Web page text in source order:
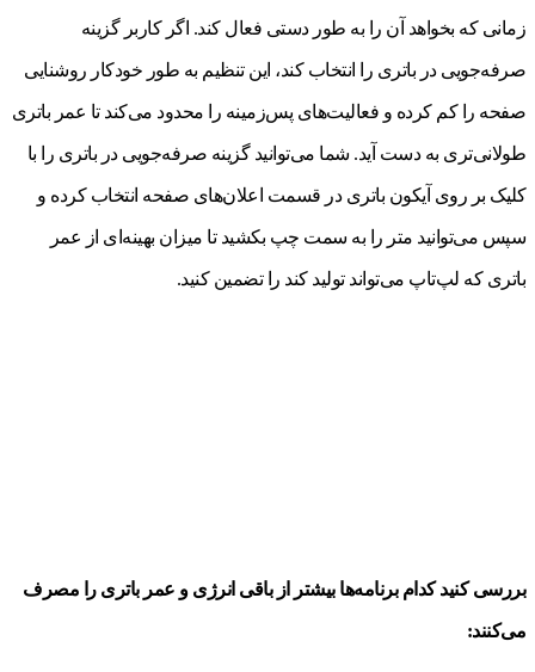
زمانی که بخواهد آن را به طور دستی فعال کند. اگر کاربر گزینه
صرفه‌جویی در باتری را انتخاب کند، این تنظیم به طور خودکار روشنایی
صفحه را کم کرده و فعالیت‌های پس‌زمینه را محدود می‌کند تا عمر باتری
طولانی‌تری به دست آید. شما می‌توانید گزینه صرفه‌جویی در باتری را با
کلیک بر روی آیکون باتری در قسمت اعلان‌های صفحه انتخاب کرده و
سپس می‌توانید متر را به سمت چپ بکشید تا میزان بهینه‌ای از عمر
باتری که لپ‌تاپ می‌تواند تولید کند را تضمین کنید.
بررسی کنید کدام برنامه‌ها بیشتر از باقی انرژی و عمر باتری را مصرف
می‌کنند: